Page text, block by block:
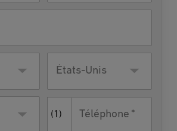
États-Unis
(1) Téléphone